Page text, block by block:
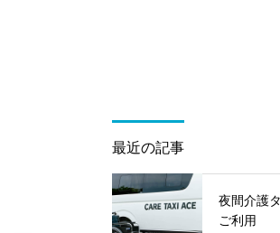
通院
最近の記事
夜間介護
ご利用